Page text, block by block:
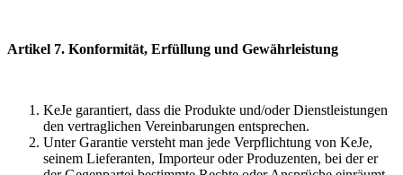
Artikel 7. Konformität, Erfüllung und Gewährleistung
KeJe garantiert, dass die Produkte und/oder Dienstleistungen
den vertraglichen Vereinbarungen entsprechen.
Unter Garantie versteht man jede Verpflichtung von KeJe,
seinem Lieferanten, Importeur oder Produzenten, bei der er